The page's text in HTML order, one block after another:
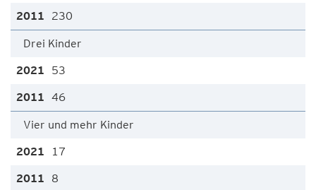
230
Drei Kinder
53
46
Vier und mehr Kinder
17
8